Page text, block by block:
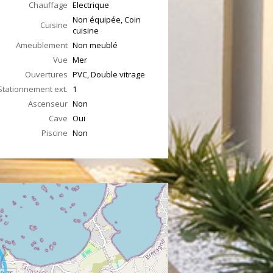
Chauffage Electrique
Cuisine Non équipée, Coin
cuisine
Ameublement Non meublé
Vue Mer
Ouvertures PVC, Double vitrage
ext. 1
Ascenseur Non
Cave Oui
Piscine Non